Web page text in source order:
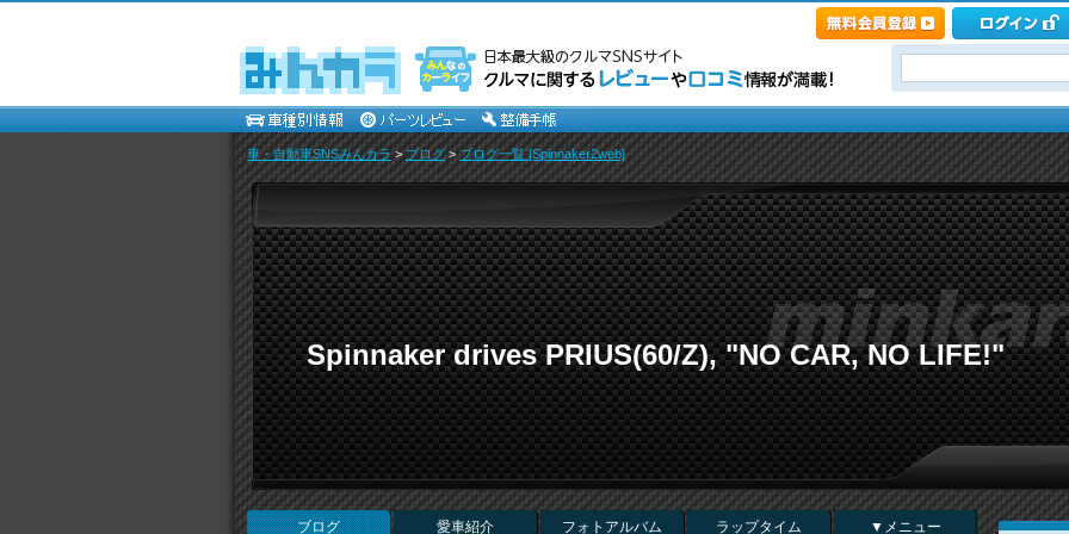
車・自動車SNSみんカラ>ブログ>ブログ一覧 [Spinnaker2web]
Spinnaker drives PRIUS(60/Z), "NO CAR, NO LIFE!"
ブログ 愛車紹介 フォトアルバム ラップタイム ▼メニュー